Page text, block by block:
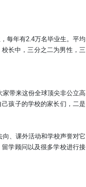
每年有2.4万名毕业生。平均
长中，三分之二为男性，三
带来这份全球顶尖非公立高
孩子的学校的家长们，二是
、课外活动和学校声誉对它
学顾问以及很多学校进行接